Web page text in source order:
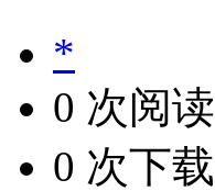
*
0 次阅读
0 次下载